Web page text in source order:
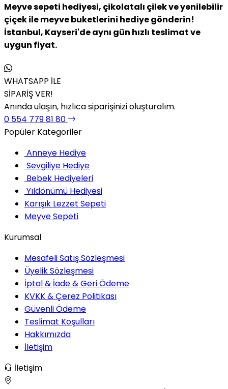
Meyve sepeti hediyesi, çikolatalı çilek ve yenilebilir
çiçek ile meyve buketlerini hediye gönderin!
İstanbul, Kayseri'de aynı gün hızlı teslimat ve
uygun fiyat.
WHATSAPP İLE
SİPARİŞ VER!
Anında ulaşın, hızlıca siparişinizi oluşturalım.
0 554 779 81 80
Popüler Kategoriler
Anneye Hediye
Sevgiliye Hediye
Bebek Hediyeleri
Yıldönümü Hediyesi
Karışık Lezzet Sepeti
Meyve Sepeti
Kurumsal
Mesafeli Satış Sözleşmesi
Üyelik Sözleşmesi
İptal & İade & Geri Ödeme
KVKK & Çerez Politikası
Güvenli Ödeme
Teslimat Koşulları
Hakkımızda
İletişim
İletişim